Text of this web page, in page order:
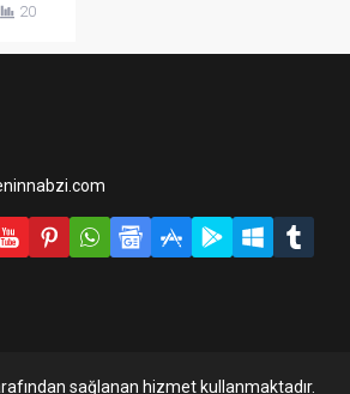
20
sağlanan hizmet kullanmaktadır.